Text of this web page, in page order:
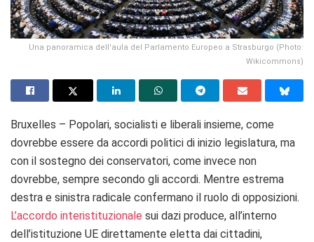
Una panoramica dell'aula del Parlamento Europeo a Strasburgo (Photo:
Wikicommons)
Bruxelles – Popolari, socialisti e liberali insieme, come
dovrebbe essere da accordi politici di inizio legislatura, ma
con il sostegno dei conservatori, come invece non
dovrebbe, sempre secondo gli accordi. Mentre estrema
destra e sinistra radicale confermano il ruolo di opposizioni.
L’accordo interistituzionale sui dazi produce, all’interno
dell’istituzione UE direttamente eletta dai cittadini,